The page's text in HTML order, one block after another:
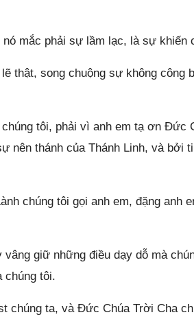
mắc phải sự lầm lạc, là sự khiến
thật, song chuộng sự không công
tôi, phải vì anh em tạ ơn Đức
nên thánh của Thánh Linh, và bởi
chúng tôi gọi anh em, đặng anh
giữ những điều dạy dỗ mà
chúng tôi.
chúng ta, và Đức Chúa Trời Cha